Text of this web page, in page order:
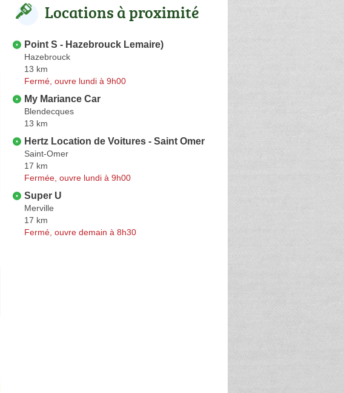
Locations à proximité
Point S - Hazebrouck Lemaire)
Hazebrouck
13 km
Fermé, ouvre lundi à 9h00
My Mariance Car
Blendecques
13 km
Hertz Location de Voitures - Saint Omer
Saint-Omer
17 km
Fermée, ouvre lundi à 9h00
Super U
Merville
17 km
Fermé, ouvre demain à 8h30